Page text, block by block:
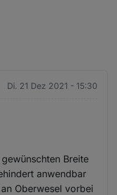
Di. 21 Dez 2021 - 15:30
Breite
anwendbar
Oberwesel vorbei